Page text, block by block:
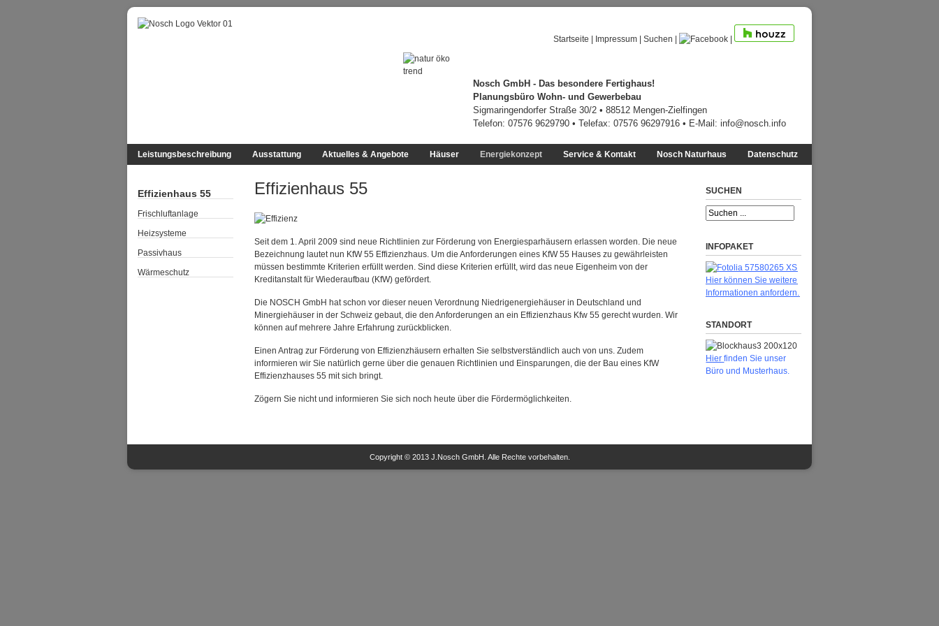
Startseite Impressum Suchen
Nosch GmbH - Das besondere Fertighaus!
Planungsbüro Wohn- und Gewerbebau
Sigmaringendorfer Straße 30/2 • 88512 Mengen-Zielfingen
Telefon: 07576 9629790 • Telefax: 07576 96297916 • E-Mail: info@nosch.info
Leistungsbeschreibung Ausstattung Aktuelles & Angebote Häuser Energiekonzept Service & Kontakt Nosch Naturhaus Datenschutz
Effizienhaus 55
Seit dem 1. April 2009 sind neue Richtlinien zur Förderung von Energiesparhäusern erlassen worden. Die neue
Bezeichnung lautet nun KfW 55 Effizienzhaus. Um die Anforderungen eines KfW 55 Hauses zu gewährleisten
müssen bestimmte Kriterien erfüllt werden. Sind diese Kriterien erfüllt, wird das neue Eigenheim von der
Kreditanstalt für Wiederaufbau (KfW) gefördert.
Die NOSCH GmbH hat schon vor dieser neuen Verordnung Niedrigenergiehäuser in Deutschland und
Minergiehäuser in der Schweiz gebaut, die den Anforderungen an ein Effizienzhaus Kfw 55 gerecht wurden. Wir
können auf mehrere Jahre Erfahrung zurückblicken.
Einen Antrag zur Förderung von Effizienzhäusern erhalten Sie selbstverständlich auch von uns. Zudem
informieren wir Sie natürlich gerne über die genauen Richtlinien und Einsparungen, die der Bau eines KfW
Effizienzhauses 55 mit sich bringt.
Zögern Sie nicht und informieren Sie sich noch heute über die Fördermöglichkeiten.
Effizienhaus 55
Frischluftanlage
Heizsysteme
Passivhaus
Wärmeschutz
SUCHEN
INFOPAKET
Hier können Sie weitere
Informationen anfordern.
STANDORT
Hier finden Sie unser
Büro und Musterhaus.
Copyright © 2013 J.Nosch GmbH. Alle Rechte vorbehalten.